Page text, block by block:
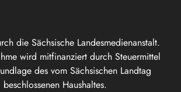
die Sächsische Landesmedienanstalt.
wird mitfinanziert durch Steuermittel
des vom Sächsischen Landtag
beschlossenen Haushaltes.